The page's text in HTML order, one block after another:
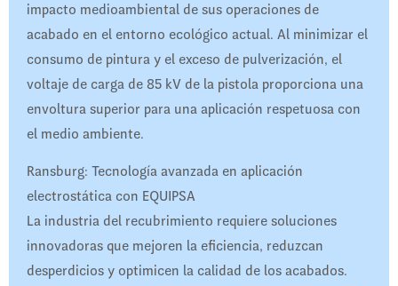
impacto medioambiental de sus operaciones de
acabado en el entorno ecológico actual. Al minimizar el
consumo de pintura y el exceso de pulverización, el
voltaje de carga de 85 kV de la pistola proporciona una
envoltura superior para una aplicación respetuosa con
el medio ambiente.
Ransburg: Tecnología avanzada en aplicación
electrostática con EQUIPSA
La industria del recubrimiento requiere soluciones
innovadoras que mejoren la eficiencia, reduzcan
desperdicios y optimicen la calidad de los acabados.